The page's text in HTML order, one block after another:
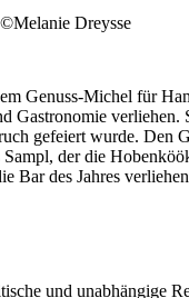
Dreysse
Genuss-Michel für
Gastronomie
gefeiert wurde. Den
der die
des Jahres
und unabhängige